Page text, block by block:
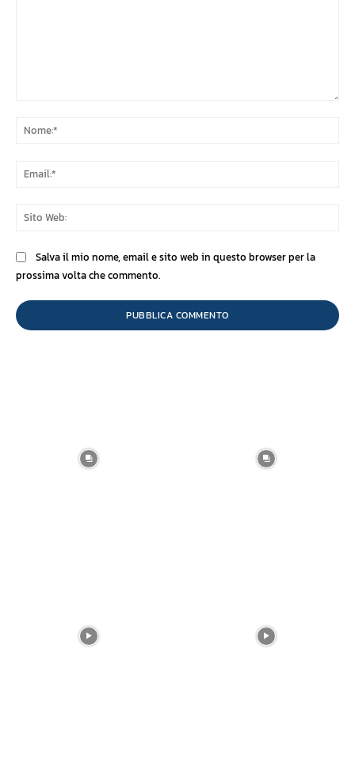
Salva il mio nome, email e sito web in questo browser per la
prossima volta che commento.